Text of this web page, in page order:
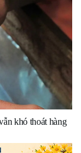
khó thoát hàng